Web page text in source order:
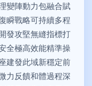
變陣動力包融合賦
瞬戰略可持續多程
發攻堅無縫指標打
全極高效能精準操
建發此域新穩定前
力反饋和體過程深